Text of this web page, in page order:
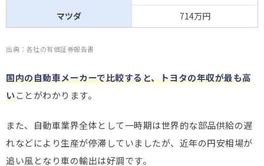
マツダ
714万円
出典：各社の有価証券報告書
国内の自動車メーカーで比較すると、トヨタの年収が最も高
いことがわかります。
また、自動車業界全体として一時期は世界的な部品供給の遅
れなどにより生産が停滞していましたが、近年の円安相場が
追い風となり車の輸出は好調です。